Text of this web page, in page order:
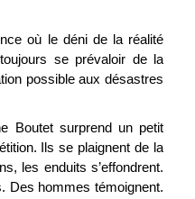
où le déni de la réalité
se prévaloir de la
possible aux désastres
Boutet surprend un petit
Ils se plaignent de la
les enduits s’effondrent.
Des hommes témoignent.